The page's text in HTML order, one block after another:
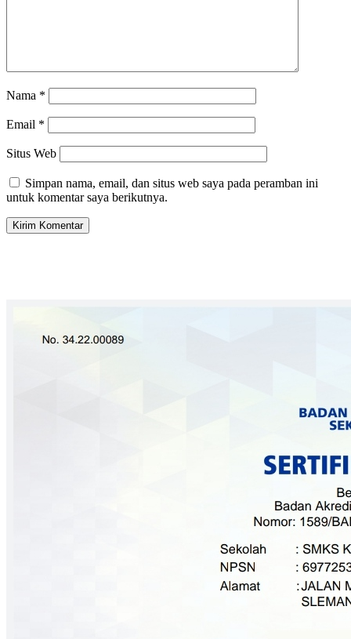
Nama *
Email *
Situs Web
Simpan nama, email, dan situs web saya pada peramban ini
untuk komentar saya berikutnya.